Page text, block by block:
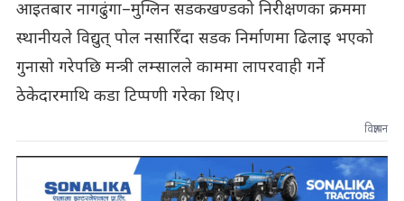
आइतबार नागढुंगा–मुग्लिन सडकखण्डको निरीक्षणका क्रममा
स्थानीयले विद्युत् पोल नसारिँदा सडक निर्माणमा ढिलाइ भएको
गुनासो गरेपछि मन्त्री लम्सालले काममा लापरवाही गर्ने
ठेकेदारमाथि कडा टिप्पणी गरेका थिए।
विज्ञापन